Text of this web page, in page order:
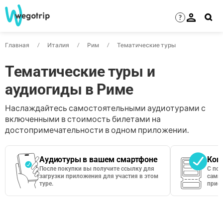
?
Главная Италия Рим Тематические туры
Тематические туры и
аудиогиды в Риме
Наслаждайтесь самостоятельными аудиотурами с
включенными в стоимость билетами на
достопримечательности в одном приложении.
Аудиотуры в вашем смартфоне
После покупки вы получите ссылку для
загрузки приложения для участия в этом
туре.
С
сами